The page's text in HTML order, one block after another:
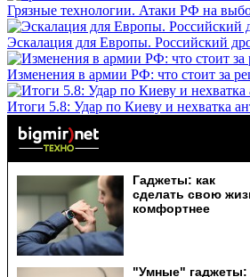
Грязные технологии. Атаки РФ на
Эскалация для Европы. Российский
Изменения в армии РФ: что стоит за
Итоги 5.8: Удар по Киеву и нехватка